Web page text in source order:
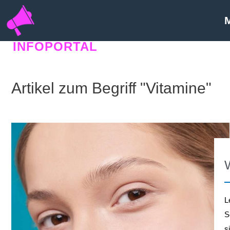
INFOPORTAL
Artikel zum Begriff "Vitamine"